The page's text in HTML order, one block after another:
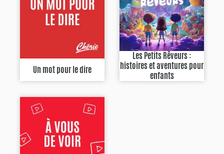
Un mot pour le dire
Les Petits Rêveurs :
histoires et aventures pour
enfants